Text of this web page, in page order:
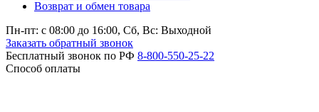
Возврат и обмен товара
Пн-пт: c 08:00 до 16:00, Сб, Вс: Выходной
Заказать обратный звонок
Бесплатный звонок по РФ 8-800-550-25-22
Способ оплаты